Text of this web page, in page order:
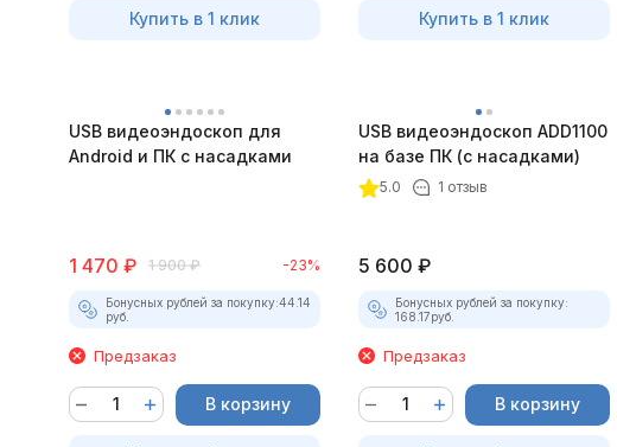
Купить в 1 клик Купить в 1 клик
USB видеоэндоскоп для
Android и ПК с насадками
1 470 ₽ 1 900 ₽ -23%
Бонусных рублей за покупку:44.14
руб.
Предзаказ
В корзину
USB видеоэндоскоп ADD1100
на базе ПК (с насадками)
5.0 1 отзыв
5 600 ₽
Бонусных рублей за покупку:
168.17руб.
Предзаказ
В корзину